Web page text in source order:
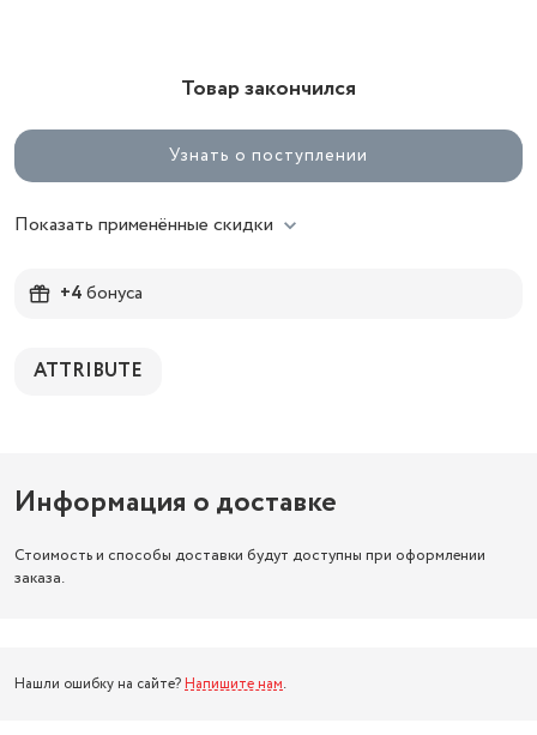
Товар закончился
Узнать о поступлении
Показать применённые скидки
+4бонуса
ATTRIBUTE
Информация о доставке
Стоимость и способы доставки будут доступны при оформлении
заказа.
Нашли ошибку на сайте? Напишите нам.